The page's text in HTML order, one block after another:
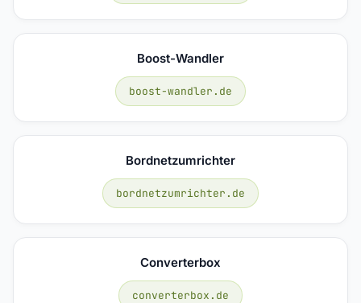
Boost-Wandler
boost-wandler.de
Bordnetzumrichter
bordnetzumrichter.de
Converterbox
converterbox.de